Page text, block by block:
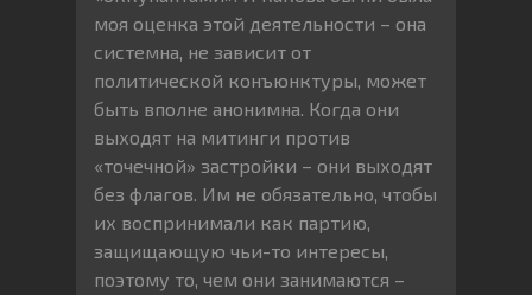
моя оценка этой деятельности – она
системна, не зависит от
политической конъюнктуры, может
быть вполне анонимна. Когда они
выходят на митинги против
«точечной» застройки – они выходят
без флагов. Им не обязательно, чтобы
их воспринимали как партию,
защищающую чьи-то интересы,
поэтому то, чем они занимаются –